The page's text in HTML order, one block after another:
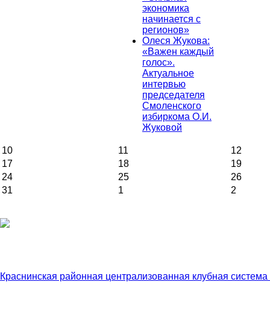
экономика
начинается с
регионов»
Олеся Жукова:
«Важен каждый
голос».
Актуальное
интервью
председателя
Смоленского
избиркома О.И.
Жуковой
10 11
12
17
18
19
24
25
26
31
1 2
Краснинская районная централизованная клубная